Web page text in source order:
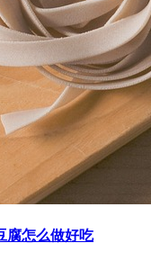
腐怎么做好吃